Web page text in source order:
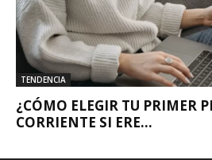
TENDENCIA
¿CÓMO ELEGIR TU PRIMER
CORRIENTE SI ERE...